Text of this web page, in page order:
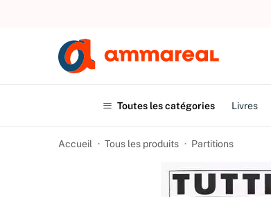
Toutes les catégories Livres
Accueil Tous les produits Partitions